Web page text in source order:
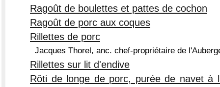
Ragoût de boulettes et pattes de cochon
Ragoût de porc aux coques
Rillettes de porc
Jacques Thorel, anc. chef-propriétaire de
Rillettes sur lit d'endive
Rôti de longe de porc, purée de navet à